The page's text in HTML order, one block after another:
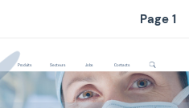
Page 1
Produits Secteurs Jobs Contacts